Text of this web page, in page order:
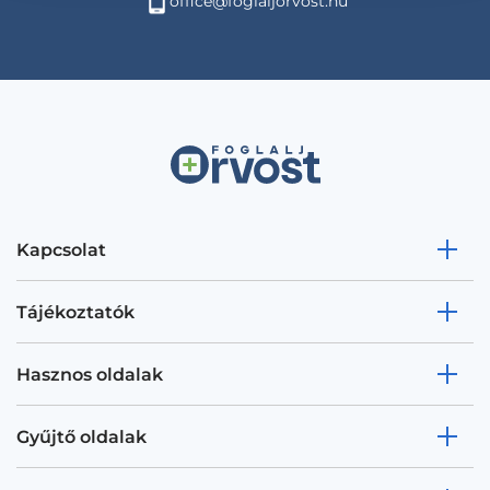
Kapcsolat
Tájékoztatók
Hasznos oldalak
Gyűjtő oldalak